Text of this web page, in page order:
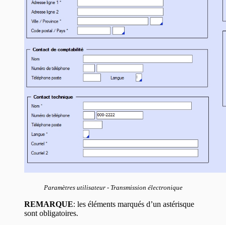
Paramètres utilisateur - Transmission électronique
REMARQUE: les éléments marqués d’un astérisque
sont obligatoires.